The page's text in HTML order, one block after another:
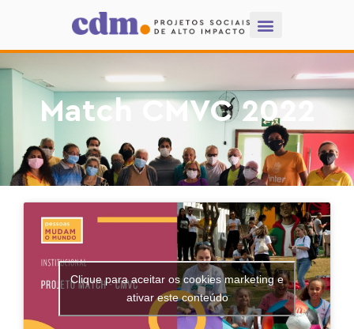
Match CMVC 2022
Clique para aceitar os cookies marketing e
ativar este conteúdo